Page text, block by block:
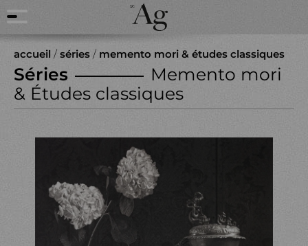
accueil / séries / memento mori & études classiques
Séries
Memento mori
& Études classiques